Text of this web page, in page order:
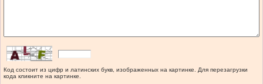
Код состоит из цифр и латинских букв, изображенных на картинке. Для перезагрузки
кода кликните на картинке.